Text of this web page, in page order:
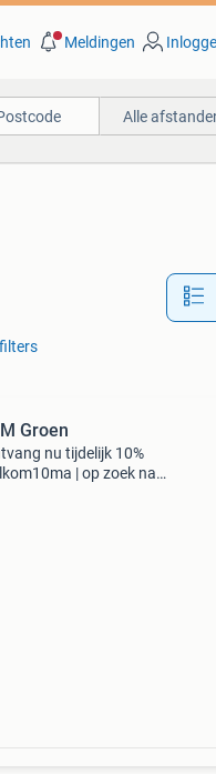
Meldingen
Alle
Groen
nu tijdelijk 10%
| op zoek naar